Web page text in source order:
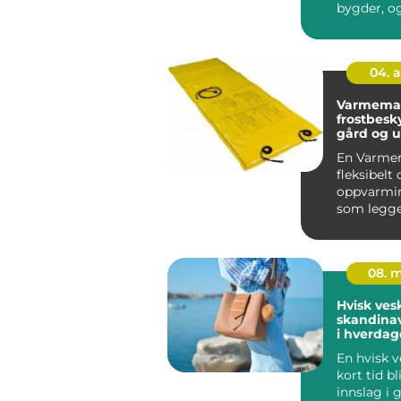
bygder,
04.
Varmematte
gård og
En
fleksibelt
som
08.
Hvisk
i
En hvisk
kort tid
innslag i